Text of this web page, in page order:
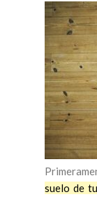
suelo de